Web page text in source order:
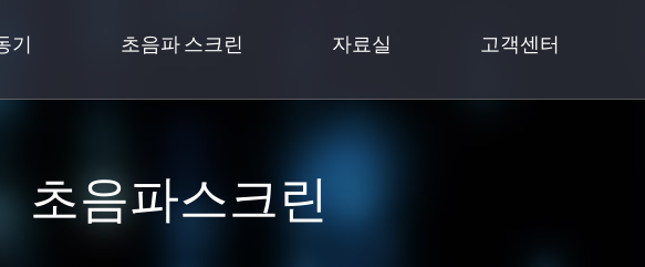
기 초음파 스크린 자료실 고객센터
초음파스크린